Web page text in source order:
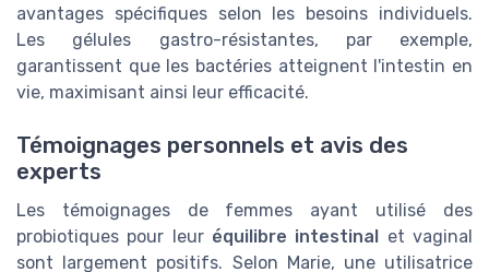
avantages spécifiques selon les besoins individuels.
Les gélules gastro-résistantes, par exemple,
garantissent que les bactéries atteignent l'intestin en
vie, maximisant ainsi leur efficacité.
Témoignages personnels et avis des
experts
Les témoignages de femmes ayant utilisé des
probiotiques pour leur équilibre intestinal
et vaginal
sont largement positifs. Selon Marie, une utilisatrice